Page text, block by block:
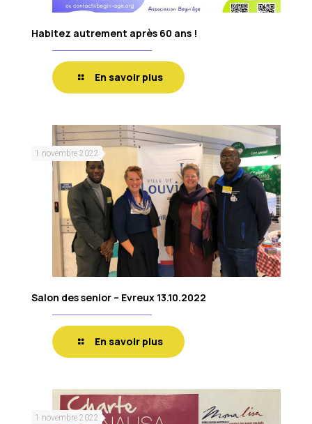
Habitez autrement après 60 ans !
En savoir plus
1 novembre 2022
Salon des senior – Evreux 13.10.2022
En savoir plus
1 novembre 2022